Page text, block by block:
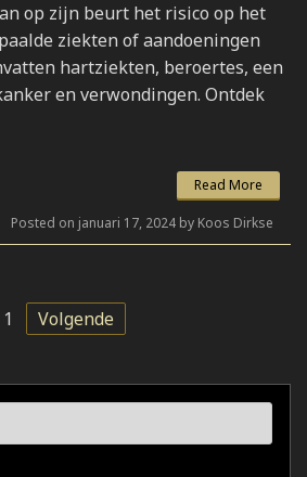
op zijn beurt het risico op het
ziekten of aandoeningen
hartziekten, beroertes, een
en verwondingen. Ontdek
Read More
Posted on januari 17, 2024 by Koos Dirkse
1 Volgende